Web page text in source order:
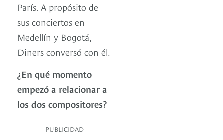
París. A propósito de
sus conciertos en
Medellín y Bogotá,
Diners conversó con él.
¿En qué momento
empezó a relacionar a
los dos compositores?
PUBLICIDAD